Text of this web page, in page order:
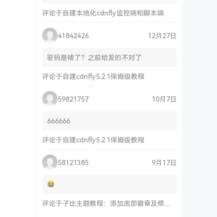
评论于自建本地化cdnfly监控端和脚本端
41842426 12月27日
密码是啥了？之前给发的不对了
评论于自建cdnfly5.2.1保姆级教程
59821757 10月7日
666666
评论于自建cdnfly5.2.1保姆级教程
58121385 9月17日
评论于子比主题教程：添加底部徽章及修改链接和运行时间